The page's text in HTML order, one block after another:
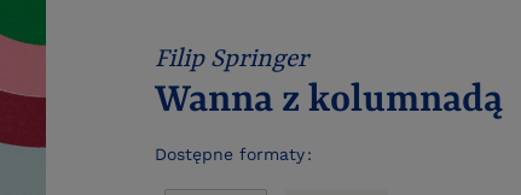
Filip Springer
Wanna z kolumnadą
Dostępne formaty